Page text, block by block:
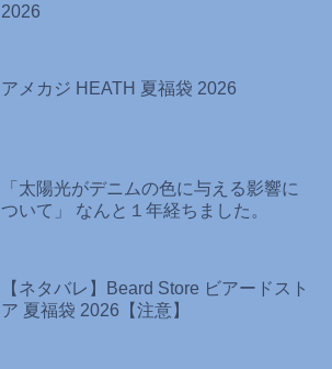
2026
アメカジ HEATH 夏福袋 2026
「太陽光がデニムの色に与える影響に
ついて」 なんと１年経ちました。
【ネタバレ】Beard Store ビアードスト
ア 夏福袋 2026【注意】